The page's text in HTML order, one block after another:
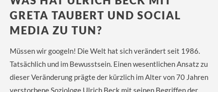
GRETA TAUBERT UND SOCIAL
MEDIA ZU TUN?
Müssen wir googeln! Die Welt hat sich verändert seit 1986.
Tatsächlich und im Bewusstsein. Einen wesentlichen Ansatz zu
dieser Veränderung prägte der kürzlich im Alter von 70 Jahren
verstorbene Soziologe Ulrich Beck mit seinen Begriffen der